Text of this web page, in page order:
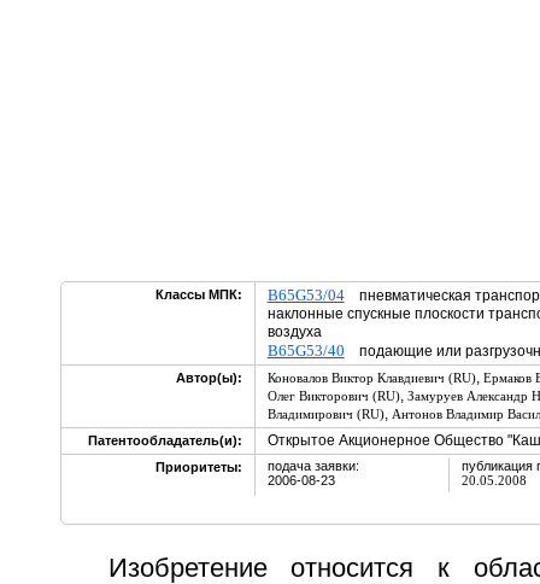
Классы МПК: B65G53/04пневматическая
наклонные спускные плоскости
воздуха
B65G53/40 подающие или
Автор(ы): Коновалов Виктор Клавдиевич (RU), Ермаков
Олег Викторович (RU), Замуруев Александр
Владимирович (RU), Антонов Владимир
Патентообладатель(и):
Открытое Акционерное Общество
Приоритеты:
подача заявки:
2006-08-23
публикация
20.05.2008
Изобретение относится к